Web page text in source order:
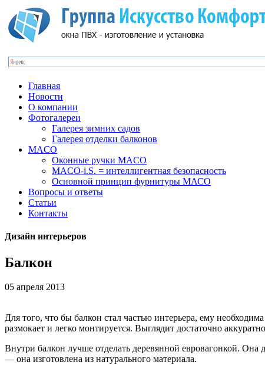
Главная
Новости
О компании
Фотогалереи
Галерея зимних садов
Галерея отделки балконов
MACO
Оконные ручки MACO
MACO-i.S. = интеллигентная безопасность
Основной принцип фурнитуры МАСО
Вопросы и ответы
Статьи
Контакты
Дизайн интерьеров
Балкон
05 апреля 2013
Для того, что бы балкон стал частью интерьера, ему
размокает и легко монтируется. Выглядит достаточно
Внутри балкон лучше отделать деревянной евровагонкой.
— она изготовлена из натурального материала.